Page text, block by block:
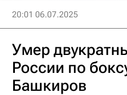
20:01 06.07.2025
Умер
России по
Башкиров